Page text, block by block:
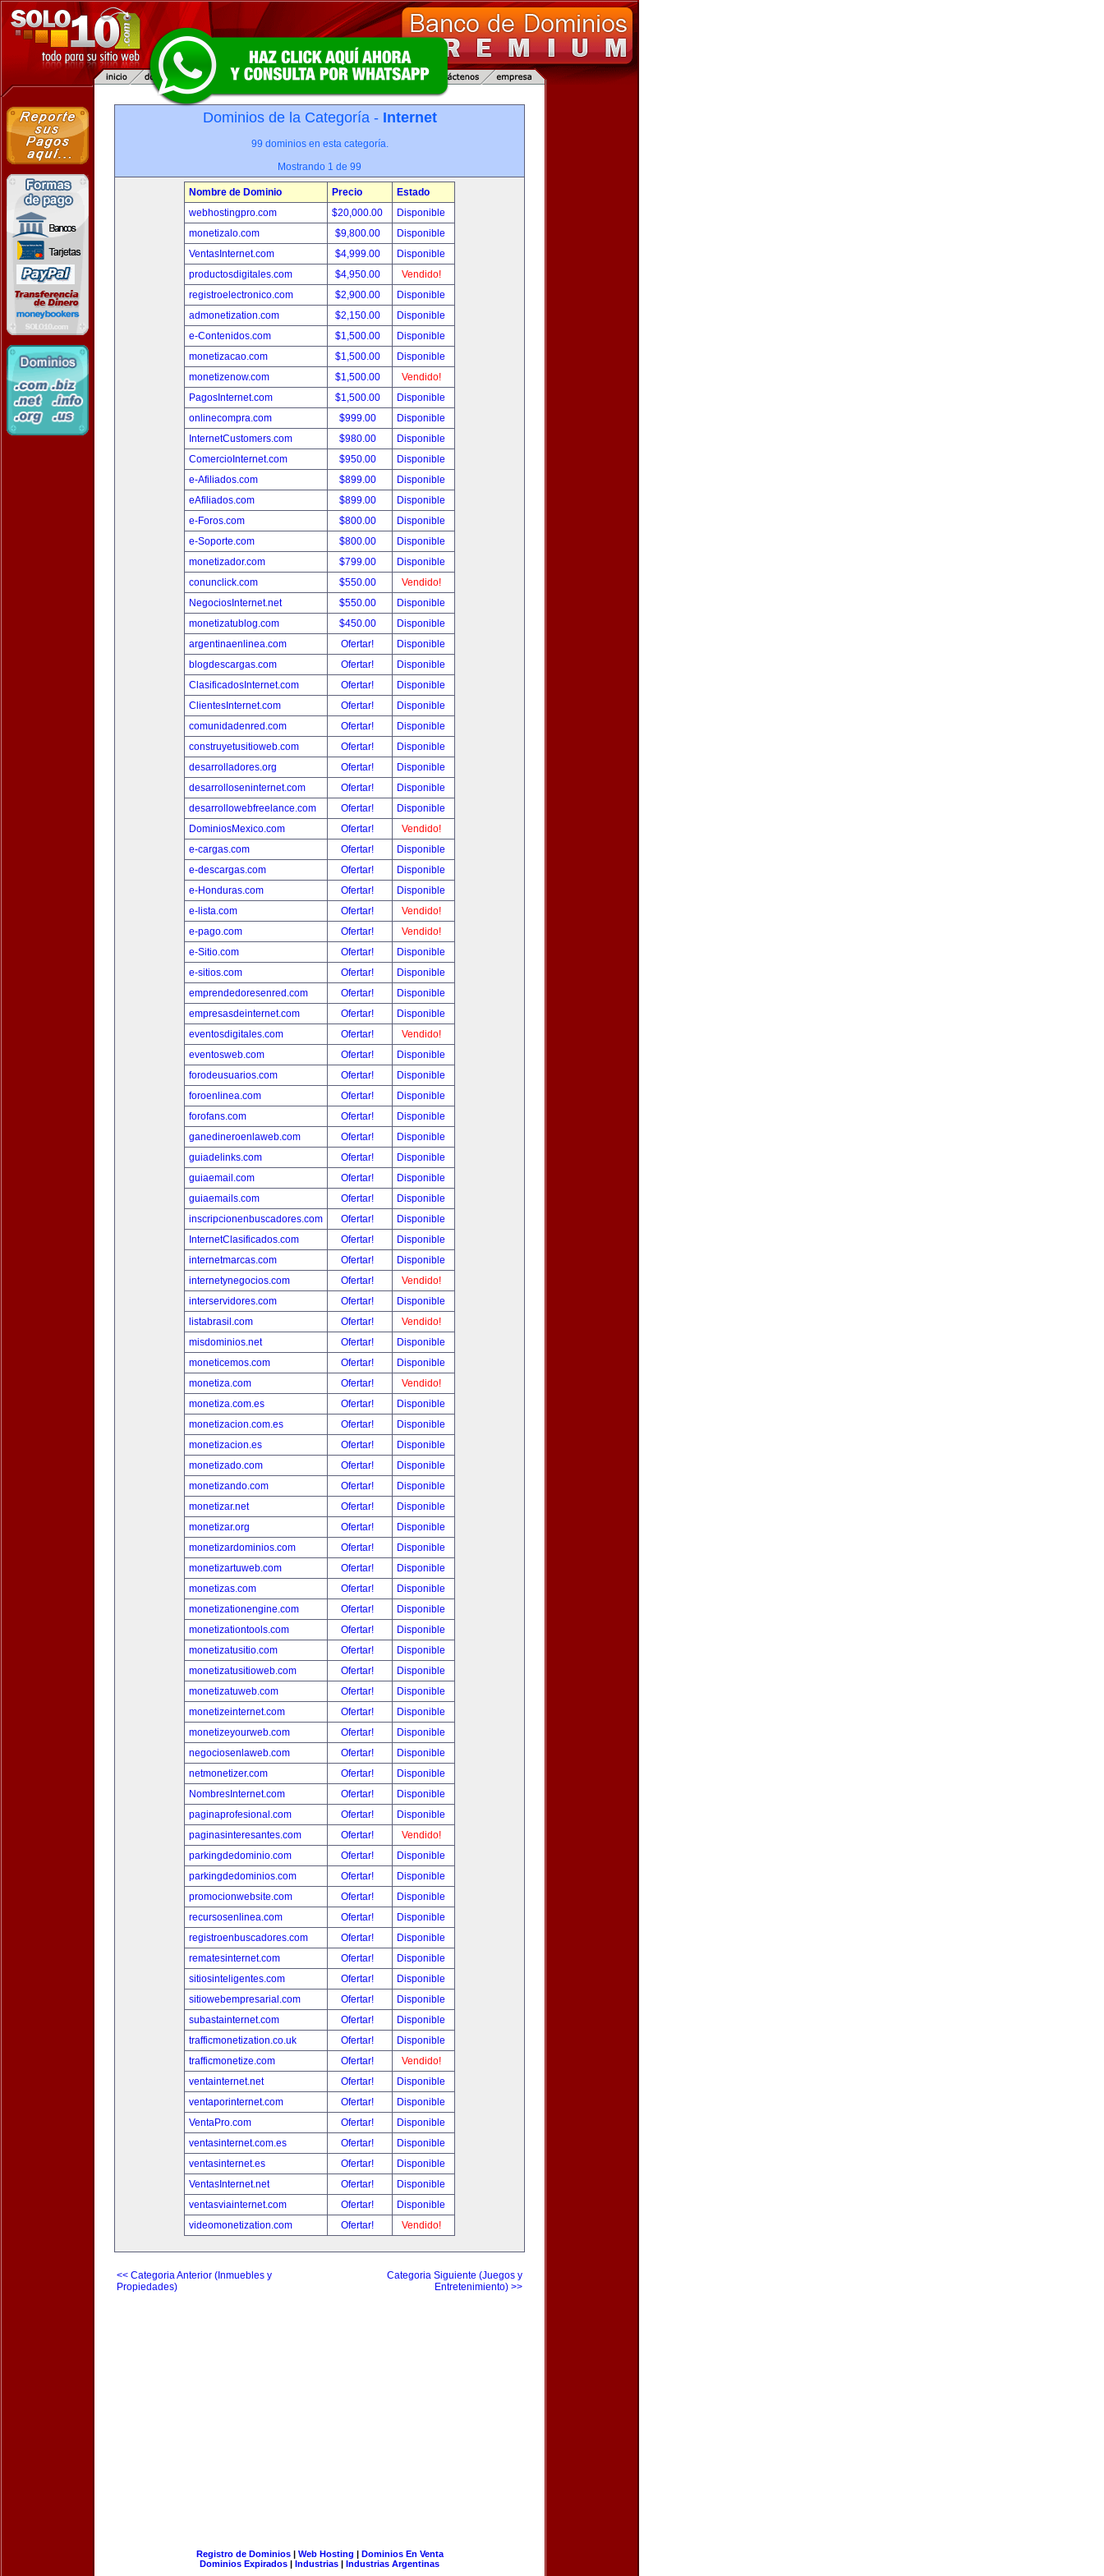
Dominios de la Categoría - Internet
99 dominios en esta categoría.
Mostrando 1 de 99
Nombre de Dominio Precio
Estado
webhostingpro.com
$20,000.00
Disponible
monetizalo.com
$9,800.00
Disponible
VentasInternet.com
$4,999.00
Disponible
productosdigitales.com
$4,950.00
Vendido!
registroelectronico.com
$2,900.00
Disponible
admonetization.com
$2,150.00
Disponible
e-Contenidos.com
$1,500.00
Disponible
monetizacao.com
$1,500.00
Disponible
monetizenow.com
$1,500.00
Vendido!
PagosInternet.com
$1,500.00
Disponible
onlinecompra.com
$999.00
Disponible
InternetCustomers.com
$980.00
Disponible
ComercioInternet.com
$950.00
Disponible
e-Afiliados.com
$899.00
Disponible
eAfiliados.com
$899.00
Disponible
e-Foros.com
$800.00
Disponible
e-Soporte.com
$800.00
Disponible
monetizador.com
$799.00
Disponible
conunclick.com
$550.00
Vendido!
NegociosInternet.net
$550.00
Disponible
monetizatublog.com
$450.00
Disponible
argentinaenlinea.com
Ofertar!
Disponible
blogdescargas.com
Ofertar!
Disponible
ClasificadosInternet.com
Ofertar!
Disponible
ClientesInternet.com
Ofertar!
Disponible
comunidadenred.com
Ofertar!
Disponible
construyetusitioweb.com
Ofertar!
Disponible
desarrolladores.org
Ofertar!
Disponible
desarrolloseninternet.com
Ofertar!
Disponible
desarrollowebfreelance.com
Ofertar!
Disponible
DominiosMexico.com
Ofertar!
Vendido!
e-cargas.com
Ofertar!
Disponible
e-descargas.com
Ofertar!
Disponible
e-Honduras.com
Ofertar!
Disponible
e-lista.com
Ofertar!
Vendido!
e-pago.com
Ofertar!
Vendido!
e-Sitio.com
Ofertar!
Disponible
e-sitios.com
Ofertar!
Disponible
emprendedoresenred.com
Ofertar!
Disponible
empresasdeinternet.com
Ofertar!
Disponible
eventosdigitales.com
Ofertar!
Vendido!
eventosweb.com
Ofertar!
Disponible
forodeusuarios.com
Ofertar!
Disponible
foroenlinea.com
Ofertar!
Disponible
forofans.com
Ofertar!
Disponible
ganedineroenlaweb.com
Ofertar!
Disponible
guiadelinks.com
Ofertar!
Disponible
guiaemail.com
Ofertar!
Disponible
guiaemails.com
Ofertar!
Disponible
inscripcionenbuscadores.com
Ofertar!
Disponible
InternetClasificados.com
Ofertar!
Disponible
internetmarcas.com
Ofertar!
Disponible
internetynegocios.com
Ofertar!
Vendido!
interservidores.com
Ofertar!
Disponible
listabrasil.com
Ofertar!
Vendido!
misdominios.net
Ofertar!
Disponible
moneticemos.com
Ofertar!
Disponible
monetiza.com
Ofertar!
Vendido!
monetiza.com.es
Ofertar!
Disponible
monetizacion.com.es
Ofertar!
Disponible
monetizacion.es
Ofertar!
Disponible
monetizado.com
Ofertar!
Disponible
monetizando.com
Ofertar!
Disponible
monetizar.net
Ofertar!
Disponible
monetizar.org
Ofertar!
Disponible
monetizardominios.com
Ofertar!
Disponible
monetizartuweb.com
Ofertar!
Disponible
monetizas.com
Ofertar!
Disponible
monetizationengine.com
Ofertar!
Disponible
monetizationtools.com
Ofertar!
Disponible
monetizatusitio.com
Ofertar!
Disponible
monetizatusitioweb.com
Ofertar!
Disponible
monetizatuweb.com
Ofertar!
Disponible
monetizeinternet.com
Ofertar!
Disponible
monetizeyourweb.com
Ofertar!
Disponible
negociosenlaweb.com
Ofertar!
Disponible
netmonetizer.com
Ofertar!
Disponible
NombresInternet.com
Ofertar!
Disponible
paginaprofesional.com
Ofertar!
Disponible
paginasinteresantes.com
Ofertar!
Vendido!
parkingdedominio.com
Ofertar!
Disponible
parkingdedominios.com
Ofertar!
Disponible
promocionwebsite.com
Ofertar!
Disponible
recursosenlinea.com
Ofertar!
Disponible
registroenbuscadores.com
Ofertar!
Disponible
rematesinternet.com
Ofertar!
Disponible
sitiosinteligentes.com
Ofertar!
Disponible
sitiowebempresarial.com
Ofertar!
Disponible
subastainternet.com
Ofertar!
Disponible
trafficmonetization.co.uk
Ofertar!
Disponible
trafficmonetize.com
Ofertar!
Vendido!
ventainternet.net
Ofertar!
Disponible
ventaporinternet.com
Ofertar!
Disponible
VentaPro.com
Ofertar!
Disponible
ventasinternet.com.es
Ofertar!
Disponible
ventasinternet.es
Ofertar!
Disponible
VentasInternet.net
Ofertar!
Disponible
ventasviainternet.com
Ofertar!
Disponible
videomonetization.com
Ofertar! Vendido!
<< Categoria Anterior (Inmuebles y
Propiedades)
Categoria Siguiente (Juegos y
Entretenimiento) >>
Registro de Dominios| Web Hosting | Dominios En Venta
Dominios Expirados | Industrias | Industrias Argentinas